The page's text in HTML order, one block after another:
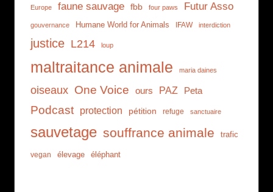
Europe faune sauvage fbb four paws Futur Asso
gouvernance Humane World for Animals IFAW interdiction
justice L214 loup
maltraitance animale maria daines
oiseaux One Voice ours PAZ Peta
Podcast protection pétition refuge sanctuaire
sauvetage souffrance animale trafic
vegan élevage éléphant